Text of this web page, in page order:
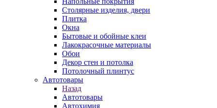
Столярные изделия, двери
Плитка
Окна
Бытовые и обойные клеи
Лакокрасочные материалы
Обои
Декор стен и потолка
Потолочный плинтус
Автотовары
Назад
Автотовары
Автохимия